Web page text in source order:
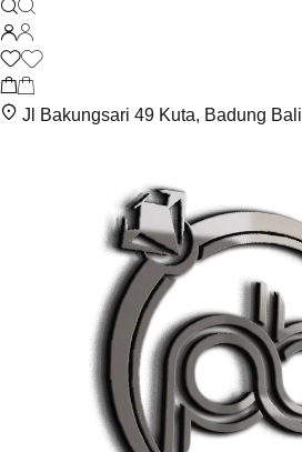
Jl Bakungsari 49 Kuta, Badung Bali